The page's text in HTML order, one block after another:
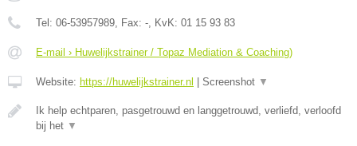
Tel: 06-53957989, Fax: -, KvK: 01 15 93 83
E-mail › Huwelijkstrainer / Topaz Mediation & Coaching)
Website: https://huwelijkstrainer.nl Screenshot ▼
Ik help echtparen, pasgetrouwd en langgetrouwd, verliefd, verloofd
bij het ▼